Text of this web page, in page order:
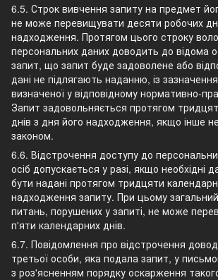
6.5. Строк вивчення запиту на предмет
не може перевищувати десяти робочих
надходження. Протягом цього строку
персональних даних доводить до відома
запит, що запит буде задоволене або
дані не підлягають наданню, із
визначеної у відповідному нормативно-
Запит задовольняється протягом
днів з дня його надходження, якщо інше
законом.
6.6. Відстрочення доступу до
осіб допускається у разі, якщо необхідні
бути надані протягом тридцяти
надходження запиту. При цьому
питань, порушених у запиті, не може
п'яти календарних днів.
6.7. Повідомлення про відстрочення
третьої особи, яка подала запит, у
з роз'ясненням порядку оскарження